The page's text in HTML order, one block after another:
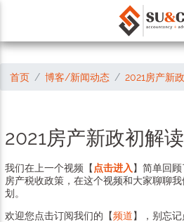
首页 博客/新闻动态 2021房产新
2021房产新政初解读
我们在上一个视频【 点击进入 】简单回
房产税收政策，在这个视频和大家聊聊
划。
欢迎您点击订阅我们的【频道】，别忘